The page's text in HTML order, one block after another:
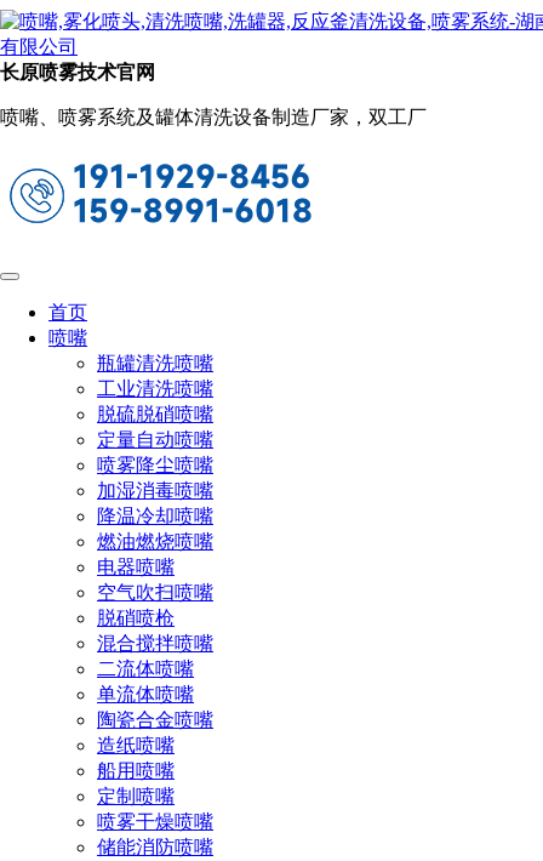
长原喷雾技术官网
喷嘴、喷雾系统及罐体清洗设备制造厂家，双工厂
首页
喷嘴
瓶罐清洗喷嘴
工业清洗喷嘴
脱硫脱硝喷嘴
定量自动喷嘴
喷雾降尘喷嘴
加湿消毒喷嘴
降温冷却喷嘴
燃油燃烧喷嘴
电器喷嘴
空气吹扫喷嘴
脱硝喷枪
混合搅拌喷嘴
二流体喷嘴
单流体喷嘴
陶瓷合金喷嘴
造纸喷嘴
船用喷嘴
定制喷嘴
喷雾干燥喷嘴
储能消防喷嘴
新闻动态
当前位置：
水雾喷头材质选择指南（不同材质适合的
2023-05-15 09:48:00 阅读量：3684
和工业应用场合。水雾喷头通常由不锈钢、铜合金、陶瓷等材
在选择水雾喷头时，材质是非常重要的因素。不同的材质
适合不同种类的液体、温度和压力。下面是针对常用水雾喷头
材质的选择指南：
1.不锈钢材质（Stainless Steel）：适合各种液体、温度高
达200℃、压力高达50bar。
2.塑料材质（Plastic）：适用于低酸碱度的液体，如水、
清洁剂等。温度不宜过高，一般适用于-20℃~60℃之间。压力
不宜过大，一般适用于3bar以下。
3.陶瓷材质（Ceramic）：适用于腐蚀性液体的喷淋，在
酸、碱介质中具有较强的抗腐蚀、耐高温性能。一般适用于
50℃以下的条件，压力不宜过大。
4.铝材质（Aluminum）：适用于PH值较低的液体，具有
良好的防腐、耐磨、耐酸碱性能。温度不宜过高，一般适用于
100℃以下。压力不宜过大，一般适用于20bar以下。
5.黄铜材质（Brass）：适用于中、高温度的液体喷淋。具
有耐腐蚀性能，温度适用范围为-10℃~120℃，压力一般适用
于30bar以下。